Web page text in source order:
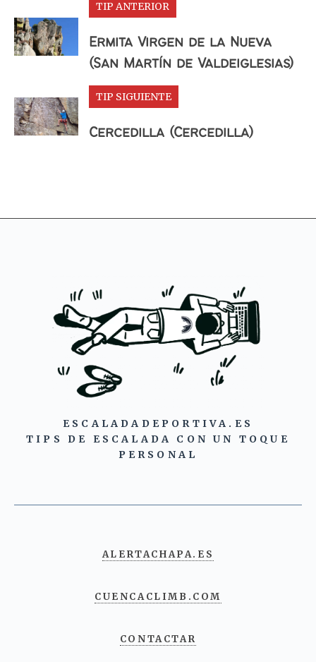
TIP ANTERIOR
Ermita Virgen de la Nueva
(San Martín de Valdeiglesias)
TIP SIGUIENTE
Cercedilla (Cercedilla)
ESCALADADEPORTIVA.ES
TIPS DE ESCALADA CON UN TOQUE
PERSONAL
ALERTACHAPA.ES
CUENCACLIMB.COM
CONTACTAR